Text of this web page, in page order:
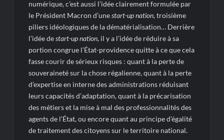
numérique, c’est aussi l’idée clairement formulée par
le Président Macron d’unestart-up nation, troisième
piliers idéologiques de la dématérialisation… Derrière
l’idée destart-up nation, il y a l’idée de réduire à sa
portion congrue l’État-providence quitte à ce que cela
fasse courir de sérieux risques : quant à la perte de
souveraineté sur la chose régalienne, quant à la perte
d’expertise en interne des administrations réduisant
leurs capacités d’adaptation, quant à la précarisation
des métiers et la mise à mal des professionnalités des
agents de l’État, ou encore quant au principe d’égalité
de traitement des citoyens sur le territoire national.